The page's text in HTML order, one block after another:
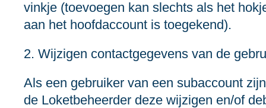
vinkje (toevoegen kan slechts als het
aan het hoofdaccount is toegekend).
2. Wijzigen contactgegevens van de
Als een gebruiker van een subaccount
de Loketbeheerder deze wijzigen en/of